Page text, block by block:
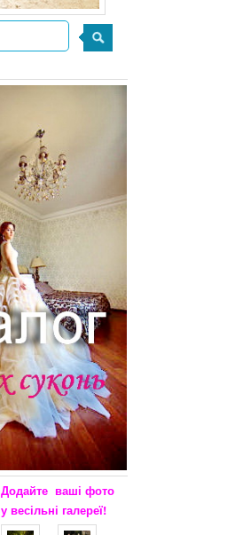
Додайте ваші фото
у весільні галереї!